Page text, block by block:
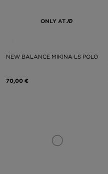
ONLY AT
NEW BALANCE MIKINA LS POLO
70,00 €